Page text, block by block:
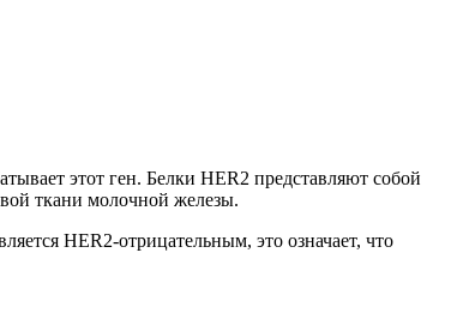
этот ген. Белки HER2 представляют собой
ткани молочной железы.
HER2-отрицательным, это означает, что